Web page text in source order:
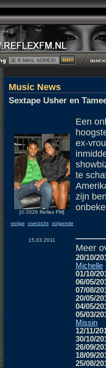
Music News
Sextape Usher en
[© 2026 Reflex FM]
vorige
overzicht volgende
15.03.2011
Een
ex-
te
zijn
Meer
20/10/
Michelle
01/10/
06/05/
07/08/
20/05/
04/05/
05/03/
Missin
12/11/
30/10/
26/09/
18/09/
25/08/